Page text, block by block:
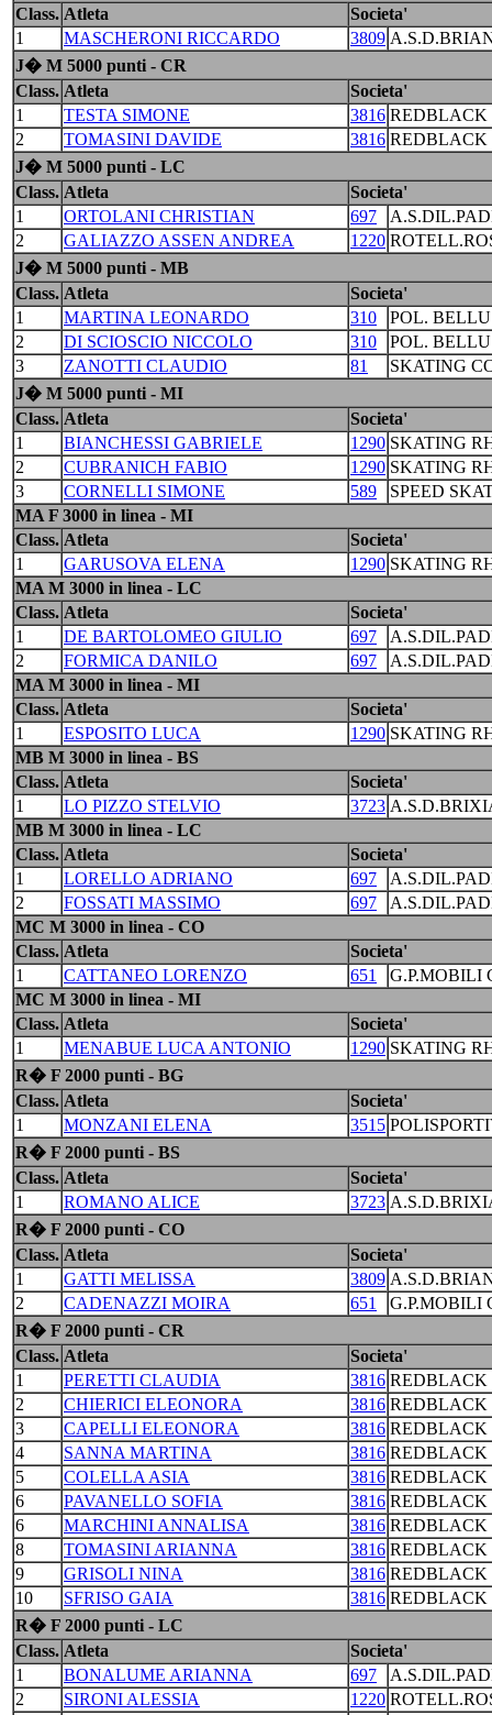
Class. Atleta
Societa'
1
MASCHERONI RICCARDO 3809
J� M 5000 punti - CR
Class. Atleta
Societa'
1
TESTA SIMONE 3816 REDBLACK
2
TOMASINI DAVIDE 3816 REDBLACK
J� M 5000 punti - LC
Class. Atleta
Societa'
1
ORTOLANI CHRISTIAN 697
2
GALIAZZO ASSEN ANDREA 1220
J� M 5000 punti - MB
Class. Atleta
Societa'
1
MARTINA LEONARDO 310
POL.
2
DI SCIOSCIO NICCOLO 310
POL.
3
ZANOTTI CLAUDIO 81
SKATING
J� M 5000 punti - MI
Class. Atleta
Societa'
1
BIANCHESSI GABRIELE 1290 SKATING
2
CUBRANICH FABIO 1290 SKATING
3
CORNELLI SIMONE 589
SPEED
MA F 3000 in linea - MI
Class. Atleta
Societa'
1
GARUSOVA ELENA 1290 SKATING
MA M 3000 in linea - LC
Class. Atleta
Societa'
1
DE BARTOLOMEO GIULIO 697
2
FORMICA DANILO 697
MA M 3000 in linea - MI
Class. Atleta
Societa'
1
ESPOSITO LUCA 1290 SKATING
MB M 3000 in linea - BS
Class. Atleta
Societa'
1
LO PIZZO STELVIO 3723
MB M 3000 in linea - LC
Class. Atleta
Societa'
1
LORELLO ADRIANO 697
2
FOSSATI MASSIMO 697
MC M 3000 in linea - CO
Class. Atleta
Societa'
1
CATTANEO LORENZO 651
G.P.MOBILI
MC M 3000 in linea - MI
Class. Atleta
Societa'
1
MENABUE LUCA ANTONIO 1290 SKATING
R� F 2000 punti - BG
Class. Atleta
Societa'
1
MONZANI ELENA 3515
R� F 2000 punti - BS
Class. Atleta
Societa'
1
ROMANO ALICE 3723
R� F 2000 punti - CO
Class. Atleta
Societa'
1
GATTI MELISSA 3809
2
CADENAZZI MOIRA 651
G.P.MOBILI
R� F 2000 punti - CR
Class. Atleta
Societa'
1
PERETTI CLAUDIA 3816 REDBLACK
2
CHIERICI ELEONORA 3816 REDBLACK
3
CAPELLI ELEONORA 3816 REDBLACK
4
SANNA MARTINA 3816 REDBLACK
5
COLELLA ASIA 3816 REDBLACK
6
PAVANELLO SOFIA 3816 REDBLACK
6
MARCHINI ANNALISA 3816 REDBLACK
8
TOMASINI ARIANNA 3816 REDBLACK
9
GRISOLI NINA 3816 REDBLACK
10
SFRISO GAIA 3816 REDBLACK
R� F 2000 punti - LC
Class. Atleta
Societa'
1
BONALUME ARIANNA 697
2
SIRONI ALESSIA 1220